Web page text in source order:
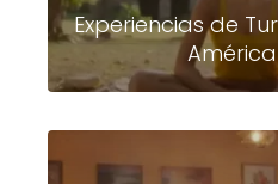
Experiencias de